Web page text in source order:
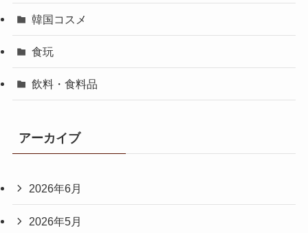
韓国コスメ
食玩
飲料・食料品
アーカイブ
2026年6月
2026年5月